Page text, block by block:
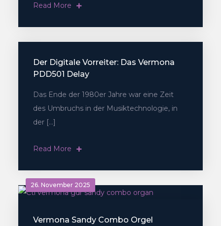
Read More
Der Digitale Vorreiter: Das Vermona
PDD501 Delay
Das Ende der 1980er Jahre war eine Zeit
des Umbruchs in der Musiktechnologie, in
der […]
Read More
26. November 2025
Vermona Sandy Combo Orgel